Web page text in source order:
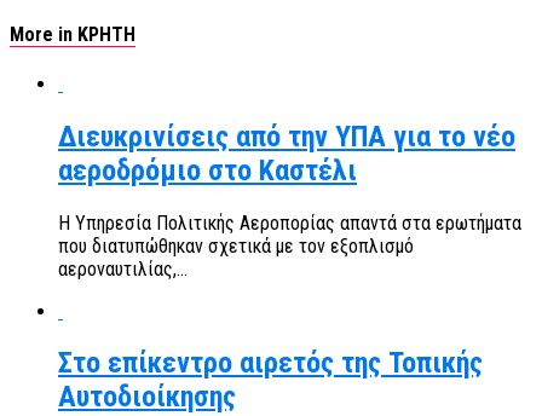
More in ΚΡΗΤΗ
Διευκρινίσεις από την ΥΠΑ για το νέο
αεροδρόμιο στο Καστέλι
Η Υπηρεσία Πολιτικής Αεροπορίας απαντά στα ερωτήματα
που διατυπώθηκαν σχετικά με τον εξοπλισμό
αεροναυτιλίας,...
Στο επίκεντρο αιρετός της Τοπικής
Αυτοδιοίκησης